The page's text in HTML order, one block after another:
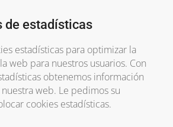
de estadísticas
estadísticas para optimizar la
web para nuestros usuarios. Con
obtenemos información
web. Le pedimos su
cookies estadísticas.